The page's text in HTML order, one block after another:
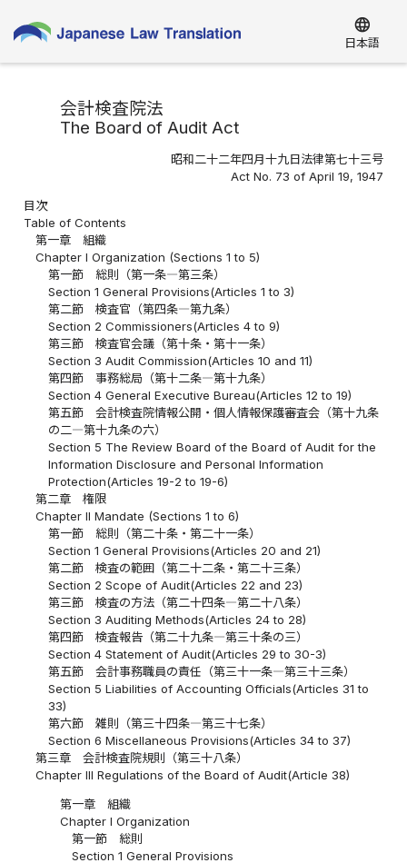
language
日本語
会計検査院法
The Board of Audit Act
昭和二十二年四月十九日法律第七十三号
Act No. 73 of April 19, 1947
目次
Table of Contents
第一章 組織
Chapter I Organization (Sections 1 to 5)
第一節 総則（第一条―第三条）
Section 1 General Provisions(Articles 1 to 3)
第二節 検査官（第四条―第九条）
Section 2 Commissioners(Articles 4 to 9)
第三節 検査官会議（第十条・第十一条）
Section 3 Audit Commission(Articles 10 and 11)
第四節 事務総局（第十二条―第十九条）
Section 4 General Executive Bureau(Articles 12 to 19)
第五節 会計検査院情報公開・個人情報保護審査会（第十九条
の二―第十九条の六）
Section 5 The Review Board of the Board of Audit for the
Information Disclosure and Personal Information
Protection(Articles 19-2 to 19-6)
第二章 権限
Chapter II Mandate (Sections 1 to 6)
第一節 総則（第二十条・第二十一条）
Section 1 General Provisions(Articles 20 and 21)
第二節 検査の範囲（第二十二条・第二十三条）
Section 2 Scope of Audit(Articles 22 and 23)
第三節 検査の方法（第二十四条―第二十八条）
Section 3 Auditing Methods(Articles 24 to 28)
第四節 検査報告（第二十九条―第三十条の三）
Section 4 Statement of Audit(Articles 29 to 30-3)
第五節 会計事務職員の責任（第三十一条―第三十三条）
Section 5 Liabilities of Accounting Officials(Articles 31 to
33)
第六節 雑則（第三十四条―第三十七条）
Section 6 Miscellaneous Provisions(Articles 34 to 37)
第三章 会計検査院規則（第三十八条）
Chapter III Regulations of the Board of Audit(Article 38)
第一章 組織
Chapter I Organization
第一節 総則
Section 1 General Provisions